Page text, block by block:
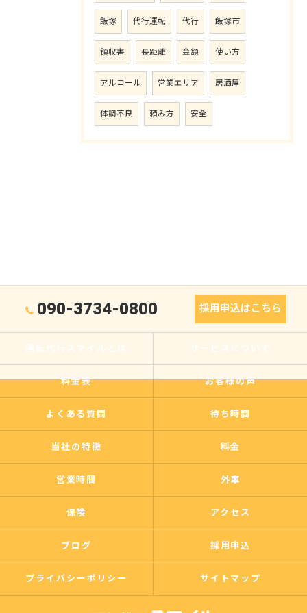
飯塚 代行運転 代行 飯塚市
領収書 長距離 金額 使い方
アルコール 営業エリア 居酒屋
体調不良 頼み方 安全
090-3734-0800 採用申込はこちら
料金表 お客様の声
よくある質問 待ち時間
当社の特徴 料金
営業時間 外車
保険 アクセス
ブログ 採用申込
プライバシーポリシー サイトマップ